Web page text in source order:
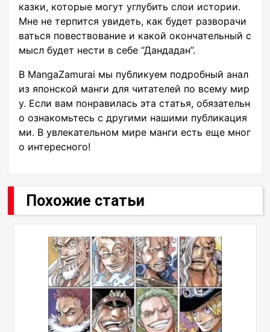
казки, которые могут углубить слои истории.
Мне не терпится увидеть, как будет разворачи
ваться повествование и какой окончательный с
мысл будет нести в себе “Дандадан”.
В MangaZamurai мы публикуем подробный анал
из японской манги для читателей по всему мир
у. Если вам понравилась эта статья, обязательн
о ознакомьтесь с другими нашими публикация
ми. В увлекательном мире манги есть еще мног
о интересного!
Похожие статьи